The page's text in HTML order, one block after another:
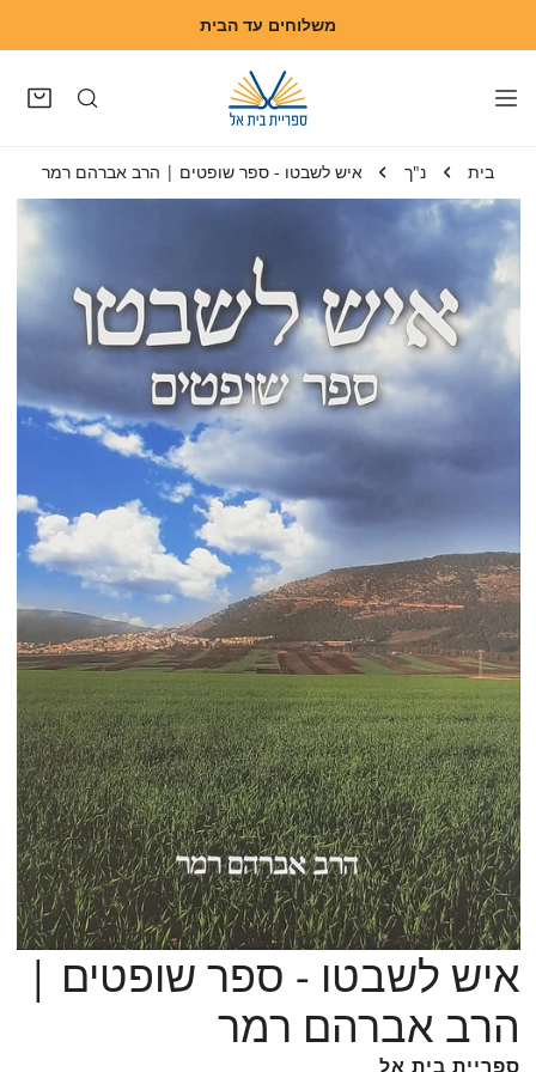
משלוחים עד הבית
בית נ"ך איש לשבטו - ספר שופטים | הרב אברהם רמר
למידע על המוצר
איש לשבטו - ספר שופטים |
הרב אברהם רמר
ספריית בית אל